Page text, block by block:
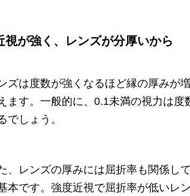
視が強く、レンズが分厚いから
ズは度数が強くなるほど縁の厚みが
ます。一般的に、0.1未満の視力は
でしょう。
、レンズの厚みには屈折率も関係し
本です。強度近視で屈折率が低いレ